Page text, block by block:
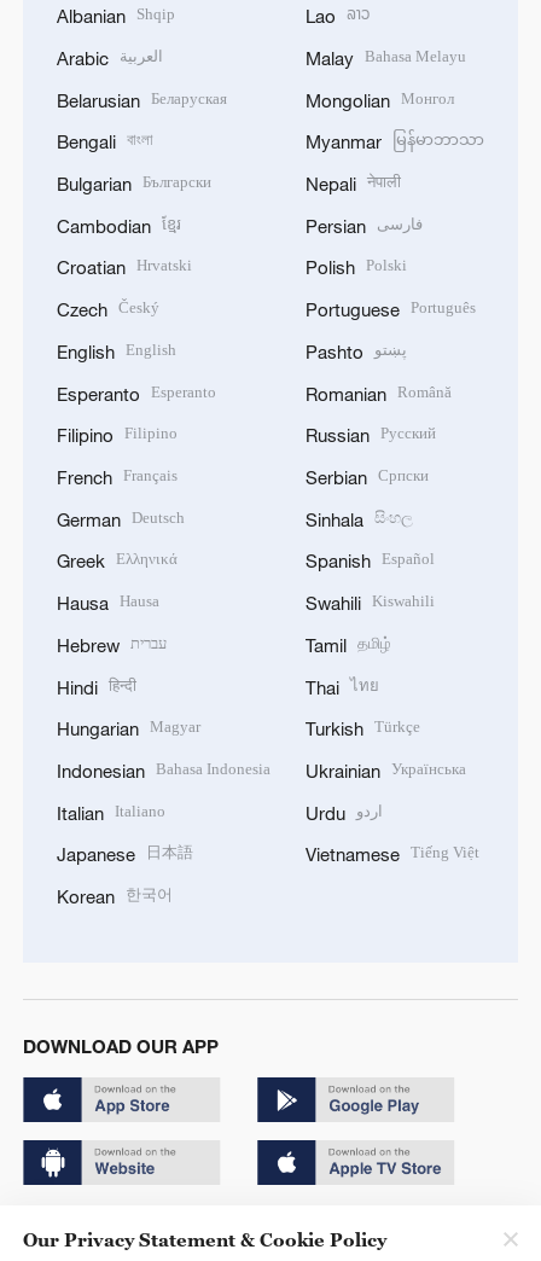
Albanian Shqip
Arabic العربية
Belarusian Беларуская
Bengali বাংলা
Bulgarian Български
Cambodian ខ្មែរ
Croatian Hrvatski
Czech Český
English English
Esperanto Esperanto
Filipino Filipino
French Français
German Deutsch
Greek Ελληνικά
Hausa Hausa
Hebrew עברית
Hindi हिन्दी
Hungarian Magyar
Indonesian Bahasa Indonesia
Italian Italiano
Japanese 日本語
Korean 한국어
Lao ລາວ
Malay Bahasa Melayu
Mongolian Монгол
Myanmar မြန်မာဘာသာ
Nepali नेपाली
Persian فارسی
Polish Polski
Portuguese Português
Pashto پښتو
Romanian Română
Russian Русский
Serbian Српски
Sinhala සිංහල
Spanish Español
Swahili Kiswahili
Tamil தமிழ்
Thai ไทย
Turkish Türkçe
Ukrainian Українська
Urdu اردو
Vietnamese Tiếng Việt
DOWNLOAD OUR APP
Our Privacy Statement & Cookie Policy